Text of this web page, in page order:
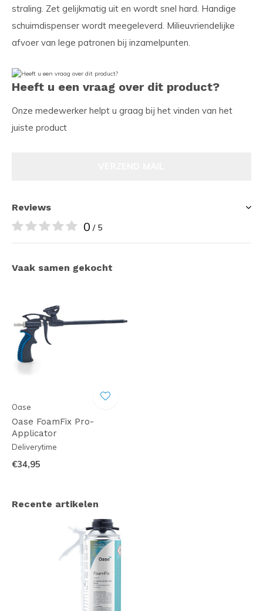
straling. Zet gelijkmatig uit en wordt snel hard. Handige
schuimdispenser wordt meegeleverd. Milieuvriendelijke
afvoer van lege patronen bij inzamelpunten.
Heeft u een vraag over dit product?
Onze medewerker helpt u graag bij het vinden van het
juiste product
Reviews
0 / 5
Vaak samen gekocht
Oase
Oase FoamFix Pro-
Applicator
Deliverytime
€34,95
Recente artikelen